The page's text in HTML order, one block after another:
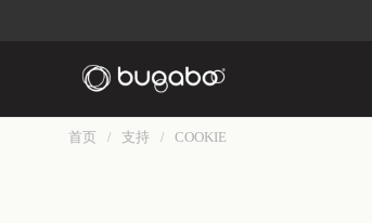
首页 / 支持 / COOKIE